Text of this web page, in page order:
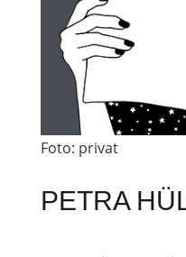
Foto: privat
PETRA